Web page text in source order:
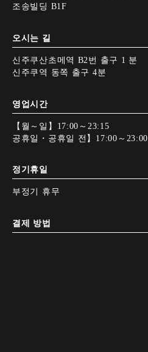
조송빌딩 B1F
오시는 길
신주쿠산초메역 B2번 출구 1 분
신주쿠역 동쪽 출구 4분
영업시간
【월～일】17:00～23:15
공휴일・공휴일 전】17:00～23:00
정기휴일
부정기 휴무
결제 방법